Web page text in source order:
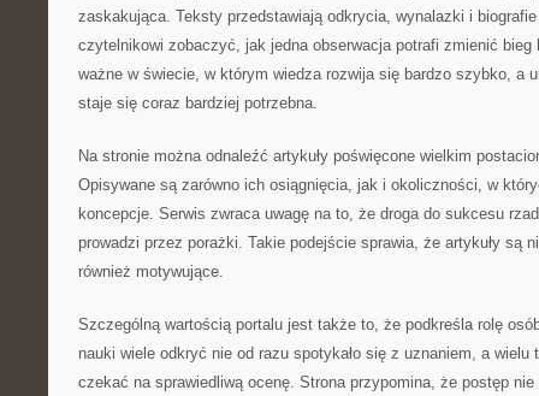
zaskakująca. Teksty przedstawiają odkrycia, wynalazki i
czytelnikowi zobaczyć, jak jedna obserwacja potrafi zmienić bieg
ważne w świecie, w którym wiedza rozwija się bardzo szybko, a
staje się coraz bardziej potrzebna.
Na stronie można odnaleźć artykuły poświęcone wielkim
Opisywane są zarówno ich osiągnięcia, jak i okoliczności, w
koncepcje. Serwis zwraca uwagę na to, że droga do sukcesu
prowadzi przez porażki. Takie podejście sprawia, że artykuły są
również motywujące.
Szczególną wartością portalu jest także to, że podkreśla rolę
nauki wiele odkryć nie od razu spotykało się z uznaniem, a wielu
czekać na sprawiedliwą ocenę. Strona przypomina, że postęp